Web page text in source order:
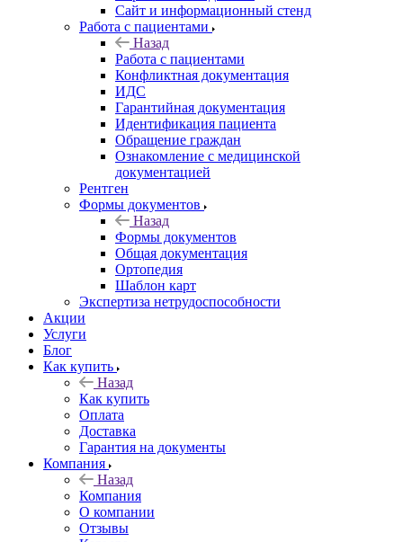
Сайт и информационный стенд
Работа с пациентами
Назад
Работа с пациентами
Конфликтная документация
ИДС
Гарантийная документация
Идентификация пациента
Обращение граждан
Ознакомление с медицинской
документацией
Рентген
Формы документов
Назад
Формы документов
Общая документация
Ортопедия
Шаблон карт
Экспертиза нетрудоспособности
Акции
Услуги
Блог
Как купить
Назад
Как купить
Оплата
Доставка
Гарантия на документы
Компания
Назад
Компания
О компании
Отзывы